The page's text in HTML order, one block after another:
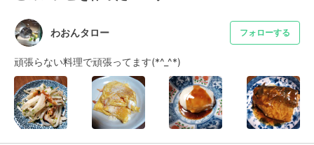
わおんタロー フォローする
頑張らない料理で頑張ってます(*^_^*)